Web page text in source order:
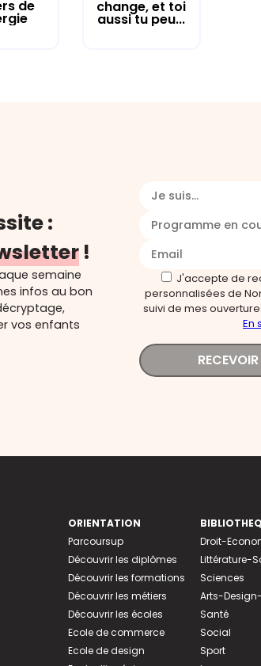
de change, et toi
aussi tu peu...
:
!
semaine
infos au bon
vos enfants
Je suis...
Programme en
J'accepte de
personnalisées de
suivi de mes
En
ORIENTATION
Parcoursup
Découvrir les diplômes
Découvrir les formations
Découvrir les métiers
Découvrir les écoles
Ecole de commerce
Ecole de design
Droit-
Littérature-
Sciences
Arts-
Santé
Social
Sport